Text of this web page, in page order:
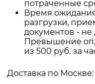
потраченные
Время
разгрузки,
документов -
Превышение
из 500 руб. за
Доставка по Москве: